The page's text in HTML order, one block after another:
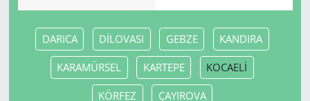
DARICA DİLOVASI GEBZE KANDIRA
KARAMÜRSEL KARTEPE KOCAELİ
KÖRFEZ ÇAYIROVA